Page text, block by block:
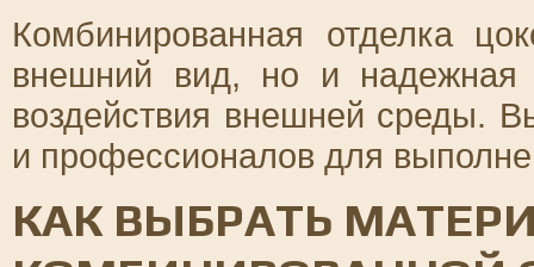
Комбинированная отделка
внешний вид, но и
воздействия внешней среды.
и профессионалов для
КАК ВЫБРАТЬ